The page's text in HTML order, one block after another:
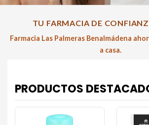
TU FARMACIA DE
Farmacia Las Palmeras Benalmádena
a casa.